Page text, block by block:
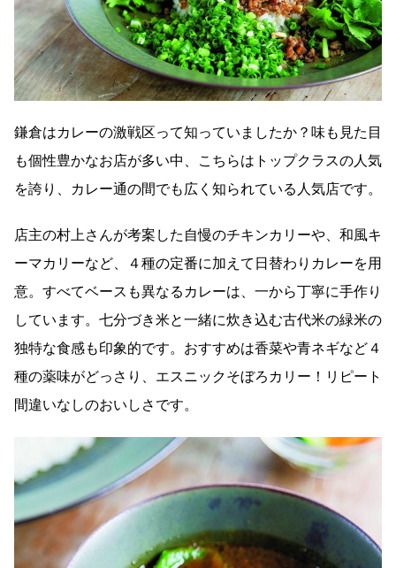
鎌倉はカレーの激戦区って知っていましたか？味も見た目
も個性豊かなお店が多い中、こちらはトップクラスの人気
を誇り、カレー通の間でも広く知られている人気店です。
店主の村上さんが考案した自慢のチキンカリーや、和風キ
ーマカリーなど、４種の定番に加えて日替わりカレーを用
意。すべてベースも異なるカレーは、一から丁寧に手作り
しています。七分づき米と一緒に炊き込む古代米の緑米の
独特な食感も印象的です。おすすめは香菜や青ネギなど４
種の薬味がどっさり、エスニックそぼろカリー！リピート
間違いなしのおいしさです。